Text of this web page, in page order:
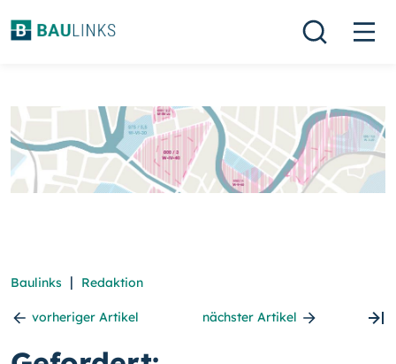
Baulinks | Redaktion
vorheriger Artikel nächster Artikel